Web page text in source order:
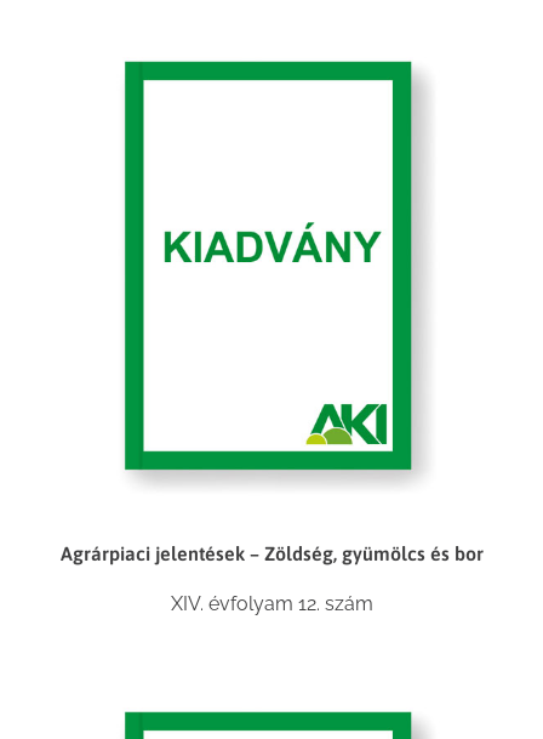
Agrárpiaci jelentések – Zöldség, gyümölcs és bor
XIV. évfolyam 12. szám